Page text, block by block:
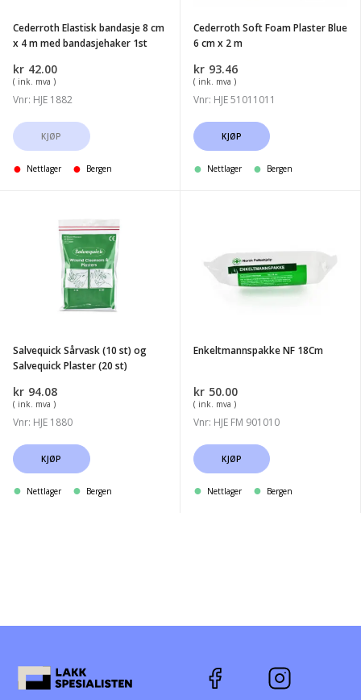
m
bandasjehaker
1st
Cederroth Elastisk bandasje 8 cm
x 4 m med bandasjehaker 1st
kr 42.00
( ink. mva )
Vnr: HJE 1882
KJØP
Nettlager Bergen
x
m
Cederroth Soft Foam Plaster Blue
6 cm x 2 m
kr 93.46
( ink. mva )
Vnr: HJE 51011011
KJØP
Nettlager Bergen
Sårvask
Salvequick
(20
Salvequick Sårvask (10 st) og
Salvequick Plaster (20 st)
kr 94.08
( ink. mva )
Vnr: HJE 1880
KJØP
Nettlager Bergen
18Cm
Enkeltmannspakke NF 18Cm
kr 50.00
( ink. mva )
Vnr: HJE FM 901010
KJØP
Nettlager Bergen